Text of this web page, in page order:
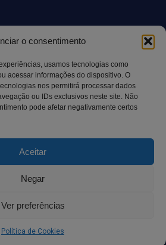
o consentimento
usamos tecnologias como
acessar informações do dispositivo. O
nos permitirá processar dados
ou IDs exclusivos neste site. Não
pode afetar negativamente certos
Aceitar
Negar
Ver preferências
Política de Cookies
da Informação
Comunicacao, All rights reserved.